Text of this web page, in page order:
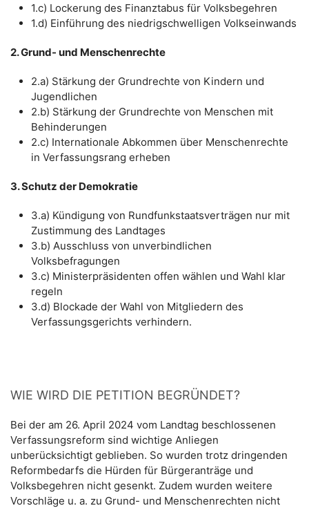
1.c) Lockerung des Finanztabus für Volksbegehren
1.d) Einführung des niedrigschwelligen Volkseinwands
2. Grund- und Menschenrechte
2.a) Stärkung der Grundrechte von Kindern und
Jugendlichen
2.b) Stärkung der Grundrechte von Menschen mit
Behinderungen
2.c) Internationale Abkommen über Menschenrechte
in Verfassungsrang erheben
3. Schutz der Demokratie
3.a) Kündigung von Rundfunkstaatsverträgen nur mit
Zustimmung des Landtages
3.b) Ausschluss von unverbindlichen
Volksbefragungen
3.c) Ministerpräsidenten offen wählen und Wahl klar
regeln
3.d) Blockade der Wahl von Mitgliedern des
Verfassungsgerichts verhindern.
WIE WIRD DIE PETITION BEGRÜNDET?
Bei der am 26. April 2024 vom Landtag beschlossenen
Verfassungsreform sind wichtige Anliegen
unberücksichtigt geblieben. So wurden trotz dringenden
Reformbedarfs die Hürden für Bürgeranträge und
Volksbegehren nicht gesenkt. Zudem wurden weitere
Vorschläge u. a. zu Grund- und Menschenrechten nicht